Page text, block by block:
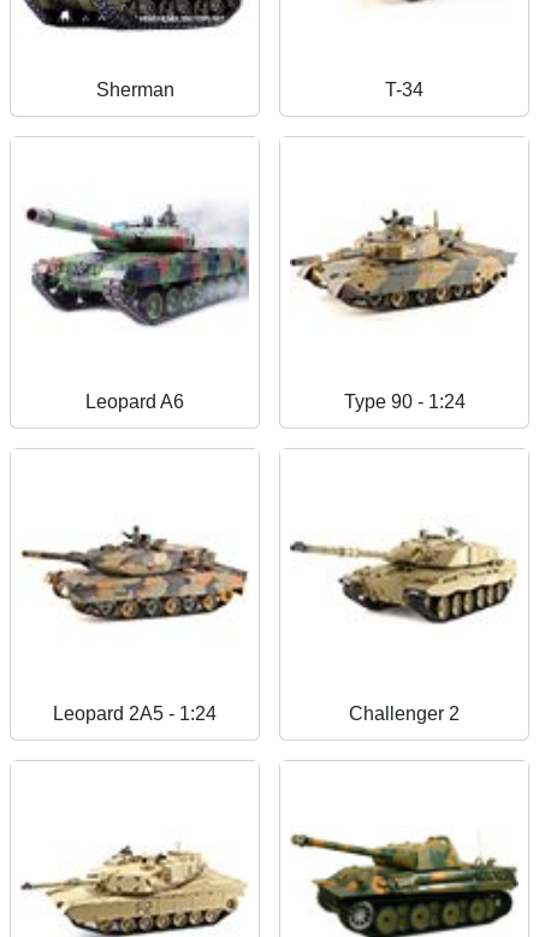
Sherman T-34
Leopard A6 Type 90 - 1:24
Leopard 2A5 - 1:24 Challenger 2